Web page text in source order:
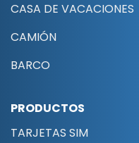
CASA DE VACACIONES
CAMIÓN
BARCO
PRODUCTOS
TARJETAS SIM